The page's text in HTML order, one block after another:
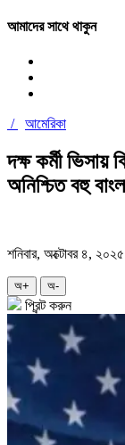
আমাদের সাথে থাকুন
/ আমেরিকা
দক্ষ কর্মী ভিসায়
অনিশ্চিত বহু
শনিবার, অক্টোবর ৪, ২০২৫
অ+ অ-
প্রিন্ট করুন